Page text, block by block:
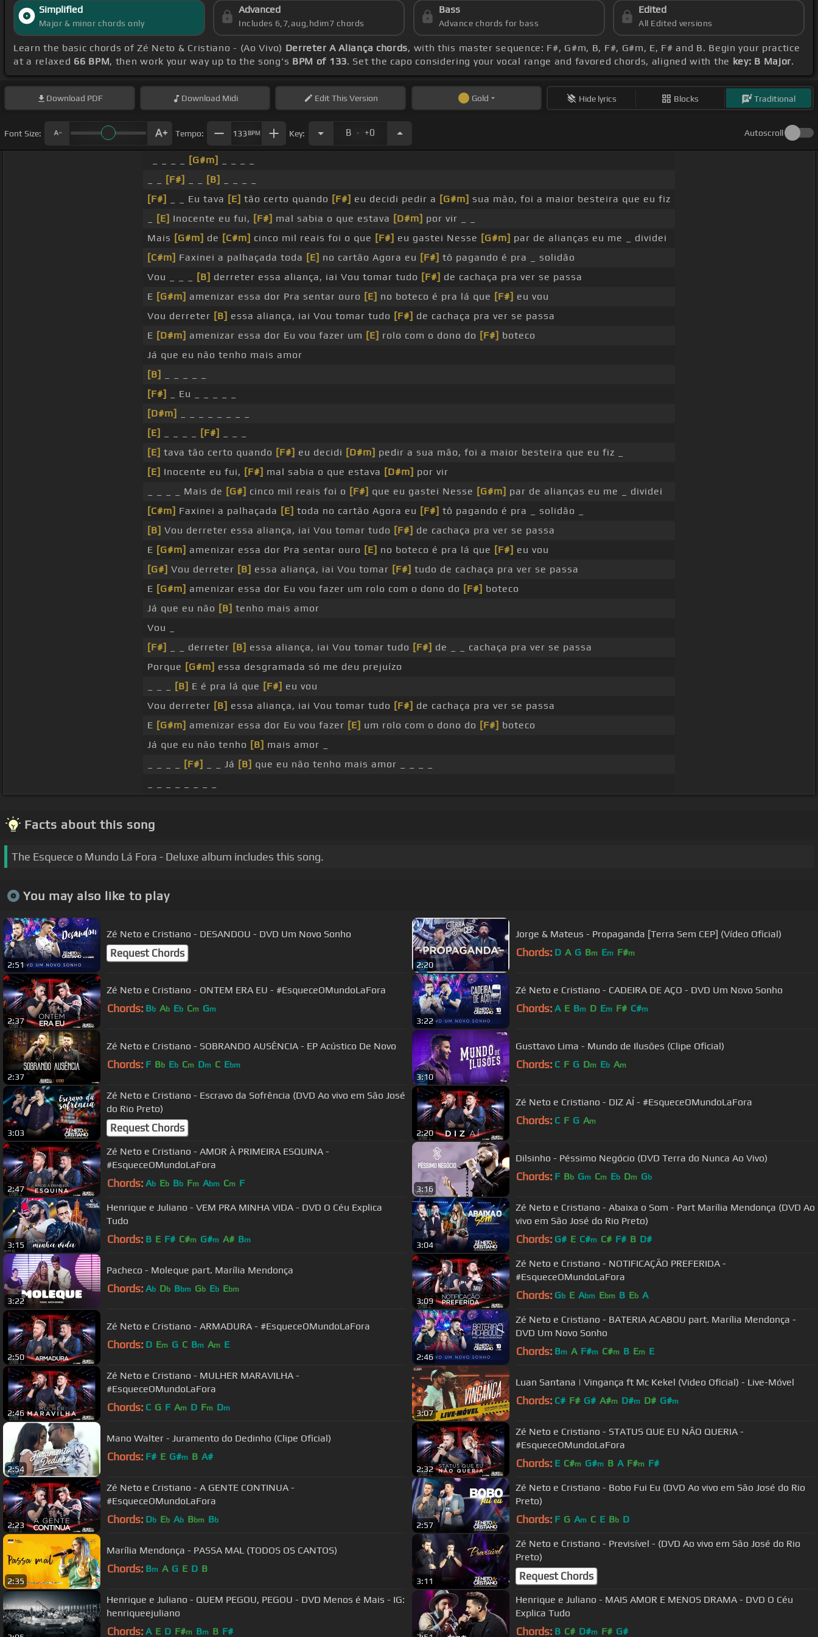
Simplified
Major & minor chords only
Advanced
Includes 6,7,aug,hdim7 chords
Bass
Advance chords for bass
Edited
All Edited versions
Learn the basic chords of Zé Neto & Cristiano - (Ao Vivo) Derreter A Aliança chords, with this master sequence: F#, G#m, B, F#, G#m, E, F# and B. Begin your practice
at a relaxed 66 BPM, then work your way up to the song's BPM of 133. Set the capo considering your vocal range and favored chords, aligned with the key: B Major.
Download PDF Download Midi EditThis Version Gold Hide lyrics Blocks Traditional
Font Size: Tempo: 133 BPM Key: B . +0 Autoscroll
[G#m]
[F#] [B]
[F#]
_ _ Eu tava [E] tão certo quando [F#] eu decidi pedir a [G#m] sua mão, foi a maior besteira que eu fiz
[E] Inocente eu fui, [F#] mal sabia o que estava [D#m] por vir _ _
Mais [G#m] de [C#m] cinco mil reais foi o que [F#] eu gastei Nesse [G#m] par de alianças eu me _ dividei
[C#m] Faxinei a palhaçada toda [E] no cartão Agora eu [F#] tô pagando é pra _ solidão
Vou _ _ _
[B] derreter essa aliança, iai Vou tomar tudo [F#] de cachaça pra ver se passa
E [G#m] amenizar essa dor Pra sentar ouro [E] no boteco é pra lá que [F#] eu vou
Vou derreter [B] essa aliança, iai Vou tomar tudo [F#] de cachaça pra ver se passa
E [D#m] amenizar essa dor Eu vou fazer um [E] rolo com o dono do [F#] boteco
Já que eu não tenho mais amor
[B]
[F#]
_ Eu _ _ _ _ _
[D#m]
[E]
[F#]
[E] tava tão certo quando [F#] eu decidi [D#m] pedir a sua mão, foi a maior besteira que eu fiz _
[E] Inocente eu fui, [F#] mal sabia o que estava [D#m] por vir
_ _ _ _ Mais de [G#] cinco mil reais foi o [F#] que eu gastei Nesse [G#m] par de alianças eu me _ dividei
[C#m] Faxinei a palhaçada [E] toda no cartão Agora eu [F#] tô pagando é pra _ solidão _
[B] Vou derreter essa aliança, iai Vou tomar tudo [F#] de cachaça pra ver se passa
E [G#m] amenizar essa dor Pra sentar ouro [E] no boteco é pra lá que [F#] eu vou
[G#] Vou derreter [B] essa aliança, iai Vou tomar [F#] tudo de cachaça pra ver se passa
E [G#m] amenizar essa dor Eu vou fazer um rolo com o dono do [F#] boteco
Já que eu não [B] tenho mais amor
Vou _
[F#]
_ _ derreter [B] essa aliança, iai Vou tomar tudo [F#] de _ _ cachaça pra ver se passa
Porque [G#m] essa desgramada só me deu prejuízo
[B] E é pra lá que [F#] eu vou
Vou derreter [B] essa aliança, iai Vou tomar tudo [F#] de cachaça pra ver se passa
E [G#m] amenizar essa dor Eu vou fazer [E] um rolo com o dono do [F#] boteco
Já que eu não tenho [B] mais amor _
[F#] _ _ Já [B] que eu não tenho mais amor _ _ _ _
Facts about this song
The Esquece o Mundo Lá Fora - Deluxe album includes this song.
You may also like to play
2:51
Zé Neto e Cristiano - DESANDOU - DVD Um Novo Sonho
Request Chords
2:20
Jorge & Mateus - Propaganda [Terra Sem CEP] (Vídeo Oficial)
Chords: D A G Bm Em F#m
2:37
Zé Neto e Cristiano - ONTEM ERA EU - #EsqueceOMundoLaFora
Chords: Bb Ab Eb Cm Gm
3:22
Zé Neto e Cristiano - CADEIRA DE AÇO - DVD Um Novo Sonho
Chords: A E Bm D Em F# C#m
2:37
Zé Neto e Cristiano - SOBRANDO AUSÊNCIA - EP Acústico De Novo
Chords: F Bb Eb Cm Dm C Ebm
3:10
Gusttavo Lima - Mundo de Ilusões (Clipe Oficial)
Chords: C F G Dm Eb Am
3:03
Zé Neto e Cristiano - Escravo da Sofrência (DVD Ao vivo em São José
do Rio Preto)
Request Chords 2:20
Zé Neto e Cristiano - DIZ AÍ - #EsqueceOMundoLaFora
Chords: C F G Am
2:47
Zé Neto e Cristiano - AMOR À PRIMEIRA ESQUINA -
#EsqueceOMundoLaFora
Chords: Ab Eb Bb Fm Abm Cm F
3:16
Dilsinho - Péssimo Negócio (DVD Terra do Nunca Ao Vivo)
Chords: F Bb Gm Cm Eb Dm Gb
3:15
Henrique e Juliano - VEM PRA MINHA VIDA - DVD O Céu Explica
Tudo
Chords: B E F# C#m G#m A# Bm
3:04
Zé Neto e Cristiano - Abaixa o Som - Part Marília Mendonça (DVD Ao
vivo em São José do Rio Preto)
Chords: G# E C#m C# F# B D#
3:22
Pacheco - Moleque part. Marília Mendonça
Chords: Ab Db Bbm Gb Eb Ebm
3:09
Zé Neto e Cristiano - NOTIFICAÇÃO PREFERIDA -
#EsqueceOMundoLaFora
Chords: Gb E Abm Ebm B Eb A
2:50
Zé Neto e Cristiano - ARMADURA - #EsqueceOMundoLaFora
Chords: D Em G C Bm Am E
2:46
Zé Neto e Cristiano - BATERIA ACABOU part. Marília Mendonça -
DVD Um Novo Sonho
Chords: Bm A F#m C#m B Em E
2:46
Zé Neto e Cristiano - MULHER MARAVILHA -
#EsqueceOMundoLaFora
Chords: C G F Am D Fm Dm
3:07
Luan Santana | Vingança ft Mc Kekel (Video Oficial) - Live-Móvel
Chords: C# F# G# A#m D#m D# G#m
2:54
Mano Walter - Juramento do Dedinho (Clipe Oficial)
Chords: F# E G#m B A#
2:32
Zé Neto e Cristiano - STATUS QUE EU NÃO QUERIA -
#EsqueceOMundoLaFora
Chords: E C#m G#m B A F#m F#
2:23
Zé Neto e Cristiano - A GENTE CONTINUA -
#EsqueceOMundoLaFora
Chords: Db Eb Ab Bbm Bb
2:57
Zé Neto e Cristiano - Bobo Fui Eu (DVD Ao vivo em São José do Rio
Preto)
Chords: F G Am C E Bb D
2:35
Marília Mendonça - PASSA MAL (TODOS OS CANTOS)
Chords: Bm A G E D B
3:11
Zé Neto e Cristiano - Previsível - (DVD Ao vivo em São José do Rio
Preto)
Request Chords
Henrique e Juliano - QUEM PEGOU, PEGOU - DVD Menos é Mais - IG:
henriqueejuliano
Chords: A E D F#m Bm B F#
Henrique e Juliano - MAIS AMOR E MENOS DRAMA - DVD O Céu
Explica Tudo
Chords: B C# D#m F# G#